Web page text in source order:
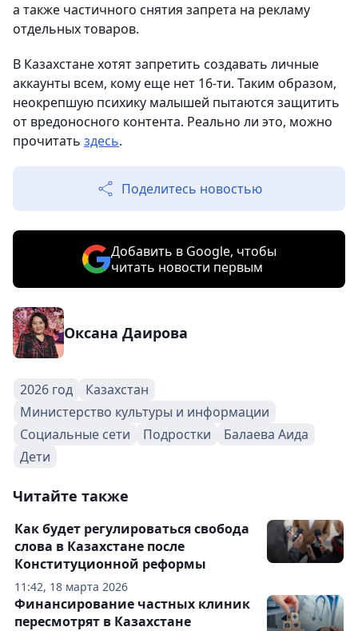
а также частичного снятия запрета на рекламу
отдельных товаров.
В Казахстане хотят запретить создавать личные
аккаунты всем, кому еще нет 16-ти. Таким образом,
неокрепшую психику малышей пытаются защитить
от вредоносного контента. Реально ли это, можно
прочитать здесь.
Поделитесь новостью
Добавить в Google, чтобы
читать новости первым
Оксана Даирова
2026 год
Казахстан
Министерство культуры и информации
Социальные сети
Подростки
Балаева Аида
Дети
Читайте также
11:42, 18 марта 2026
Как будет регулироваться свобода
слова в Казахстане после
Конституционной реформы
Финансирование частных клиник
пересмотрят в Казахстане